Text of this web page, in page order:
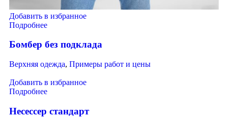
Добавить в избранное
Подробнее
Бомбер без подклада
Верхняя одежда, Примеры работ и цены
Добавить в избранное
Подробнее
Несессер стандарт